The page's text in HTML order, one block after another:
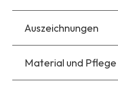
Auszeichnungen
Material und Pflege